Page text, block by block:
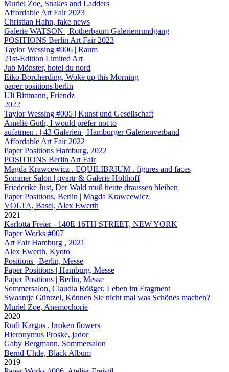
Muriel Zoe, Snakes and Ladders
Affordable Art Fair 2023
Christian Hahn, fake news
Galerie WATSON | Rotherbaum Galerienrundgang
POSITIONS Berlin Art Fair 2023
Taylor Wessing #006 | Raum
21st-Edition Limited Art
Jub Mönster, hotel du nord
Eiko Borcherding, Woke up this Morning
paper positions berlin
Uli Bittmann, Friendz
2022
Taylor Wessing #005 | Kunst und Gesellschaft
Amelie Guth, I would prefer not to
aufatmen . | 43 Galerien | Hamburger Galerienverband
Affordable Art Fair 2022
Paper Positions Hamburg, 2022
POSITIONS Berlin Art Fair
Magda Krawcewicz . EQUILIBRIUM . figures and faces
Sommer Salon | qvartr & Galerie Holthoff
Friederike Just, Der Wald muß heute draussen bleiben
Paper Positions, Berlin | Magda Krawcewicz
VOLTA, Basel, Alex Ewerth
2021
Karlotta Freier - 140E 16TH STREET, NEW YORK
Paper Works #007
Art Fair Hamburg , 2021
Alex Ewerth, Kyoto
Positions | Berlin, Messe
Paper Positions | Hamburg, Messe
Paper Positions | Berlin, Messe
Sommersalon, Claudia Rößger, Leben im Fragment
Swaantje Güntzel, Können Sie nicht mal was Schönes machen?
Muriel Zoe, Anemochorie
2020
Rudi Kargus . broken flowers
Hieronymus Proske, jador
Gaby Bergmann, Sommersalon
Bernd Uhde, Black Album
2019